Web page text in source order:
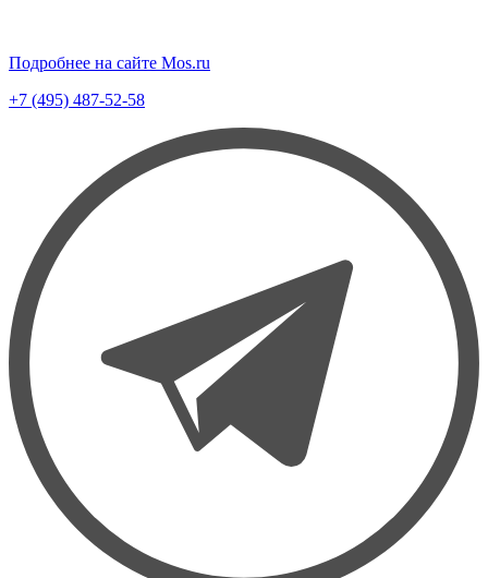
Подробнее на сайте Mos.ru
+7 (495) 487-52-58